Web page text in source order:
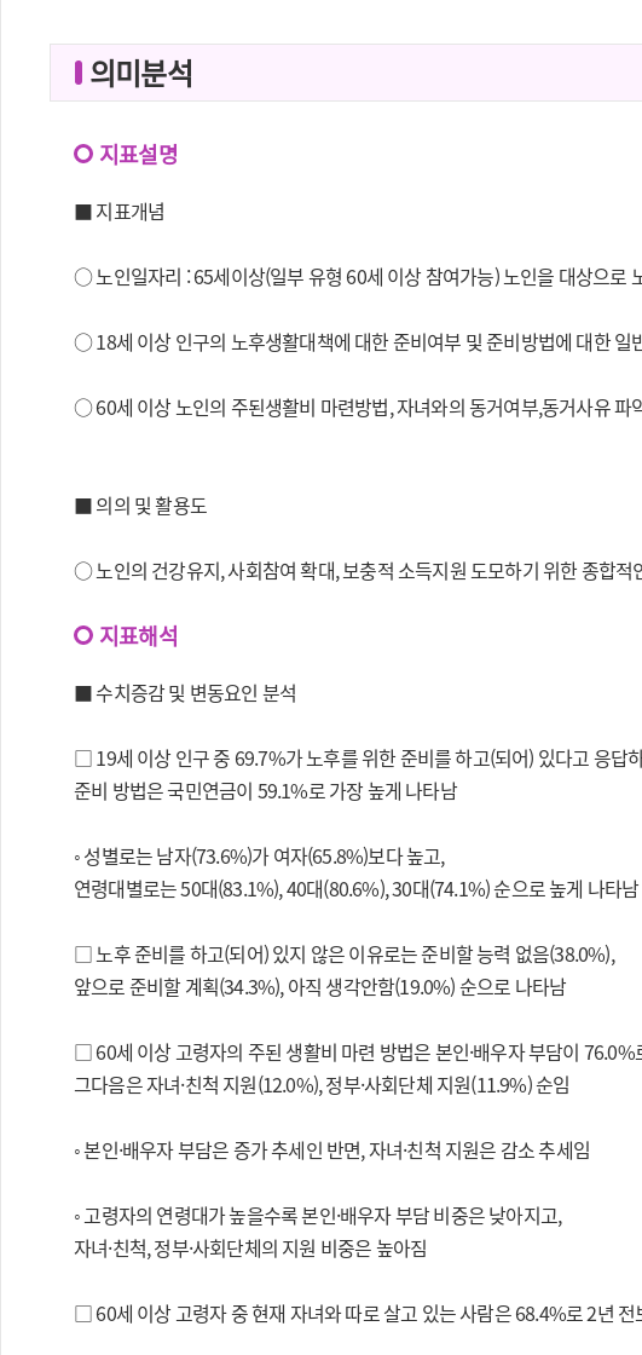
의미분석
지표설명
■ 지표개념
○ 노인일자리 : 65세이상(일부 유형 60세 이상 참여가능) 노인을 대상으로
○ 18세 이상 인구의 노후생활대책에 대한 준비여부 및 준비방법에 대한 일
○ 60세 이상 노인의 주된생활비 마련방법, 자녀와의 동거여부,동거사유 파
■ 의의 및 활용도
○ 노인의 건강유지, 사회참여 확대, 보충적 소득지원 도모하기 위한 종합
지표해석
■ 수치증감 및 변동요인 분석
□ 19세 이상 인구 중 69.7%가 노후를 위한 준비를 하고(되어) 있다고 응답
준비 방법은 국민연금이 59.1%로 가장 높게 나타남
◦ 성별로는 남자(73.6%)가 여자(65.8%)보다 높고,
연령대별로는 50대(83.1%), 40대(80.6%), 30대(74.1%) 순으로 높게 나타남
□ 노후 준비를 하고(되어) 있지 않은 이유로는 준비할 능력 없음(38.0%),
앞으로 준비할 계획(34.3%), 아직 생각안함(19.0%) 순으로 나타남
□ 60세 이상 고령자의 주된 생활비 마련 방법은 본인·배우자 부담이 76.0%
그다음은 자녀·친척 지원(12.0%), 정부·사회단체 지원(11.9%) 순임
◦ 본인·배우자 부담은 증가 추세인 반면, 자녀·친척 지원은 감소 추세임
◦ 고령자의 연령대가 높을수록 본인·배우자 부담 비중은 낮아지고,
자녀·친척, 정부·사회단체의 지원 비중은 높아짐
□ 60세 이상 고령자 중 현재 자녀와 따로 살고 있는 사람은 68.4%로 2년